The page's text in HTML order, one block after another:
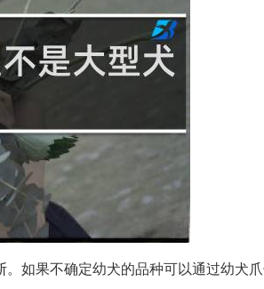
。如果不确定幼犬的品种可以通过幼犬